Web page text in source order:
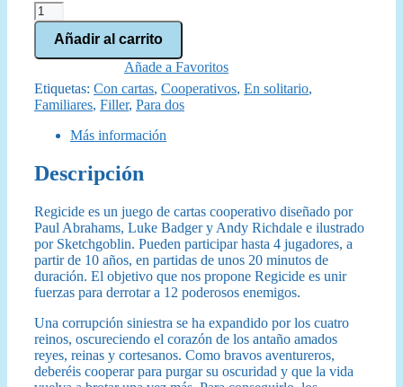
era:
10,00 €.8,95 €.
Regicide
cantidad
Añadir al carrito
Añade a Favoritos
Etiquetas: Con cartas, Cooperativos, En solitario,
Familiares, Filler, Para dos
Más información
Descripción
Regicide es un juego de cartas cooperativo diseñado por
Paul Abrahams, Luke Badger y Andy Richdale e ilustrado
por Sketchgoblin. Pueden participar hasta 4 jugadores, a
partir de 10 años, en partidas de unos 20 minutos de
duración. El objetivo que nos propone Regicide es unir
fuerzas para derrotar a 12 poderosos enemigos.
Una corrupción siniestra se ha expandido por los cuatro
reinos, oscureciendo el corazón de los antaño amados
reyes, reinas y cortesanos. Como bravos aventureros,
deberéis cooperar para purgar su oscuridad y que la vida